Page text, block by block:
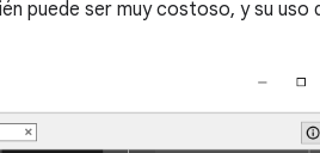
puede ser muy costoso, y su uso